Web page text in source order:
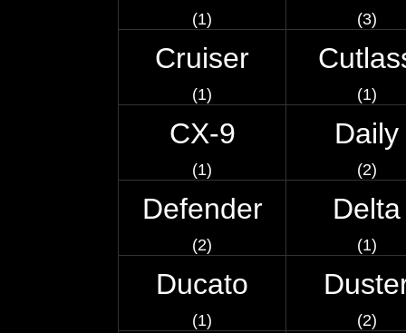
(1) (3)
Cruiser
(1) (1)
CX-9
(1)
Daily
(2)
Defender
(2)
Delta
(1)
Ducato
(1) (2)